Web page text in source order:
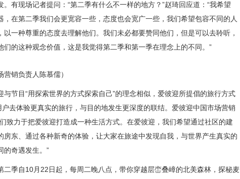
。有现场记者提问： “第二季有什么不一样的地方？”赵琦回应道：“我希望
，在第二季我们会更宽容一些，态度也会宽广一些，我们希望包容不同的人
以一种尊重的态度去理解他们。我们未必都要赞同他们，但是可以去聆听，
们的这种观念价值，这是我觉得第二季和第一季在理念上的不同。”
营销负责人陈慕儒）
与节目“用探索世界的方式探索自己”的理念相似，爱彼迎所提倡的旅行方式
户去体验更真实的旅行，与目的地发生更深度的联结。爱彼迎中国市场营销
致力于把爱彼迎打造成一种生活方式。在爱彼迎，我们希望通过社区的建
房东、通过各种新奇的体验，让大家在旅途中发现自我，与世界产生真实的
的奇遇发生。”
二季自10月22日起，每周二晚八点，带你穿越层峦叠嶂的北美森林，探秘麦